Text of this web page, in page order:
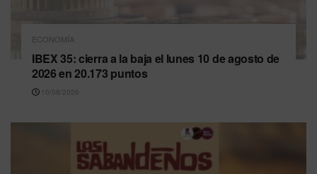
ECONOMÍA
IBEX 35: cierra a la baja el lunes 10 de agosto de
2026 en 20.173 puntos
10/08/2026